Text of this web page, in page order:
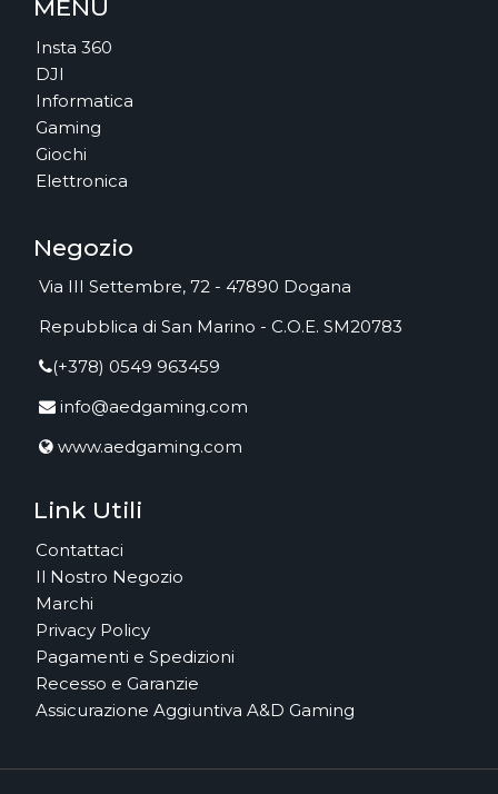
MENU
Insta 360
DJI
Informatica
Gaming
Giochi
Elettronica
Negozio
Via III Settembre, 72 - 47890 Dogana
Repubblica di San Marino - C.O.E. SM20783
(+378) 0549 963459
info@aedgaming.com
www.aedgaming.com
Link Utili
Contattaci
Il Nostro Negozio
Marchi
Privacy Policy
Pagamenti e Spedizioni
Recesso e Garanzie
Assicurazione Aggiuntiva A&D Gaming